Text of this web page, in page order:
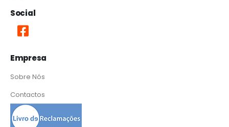
Social
Empresa
Sobre Nós
Contactos